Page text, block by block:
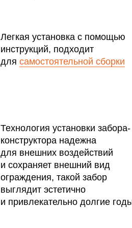
Легкая установка с помощью
инструкций, подходит
для самостоятельной сборки
Технология установки забора-
конструктора надежна
для внешних воздействий
и сохраняет внешний вид
ограждения, такой забор
выглядит эстетично
и привлекательно долгие